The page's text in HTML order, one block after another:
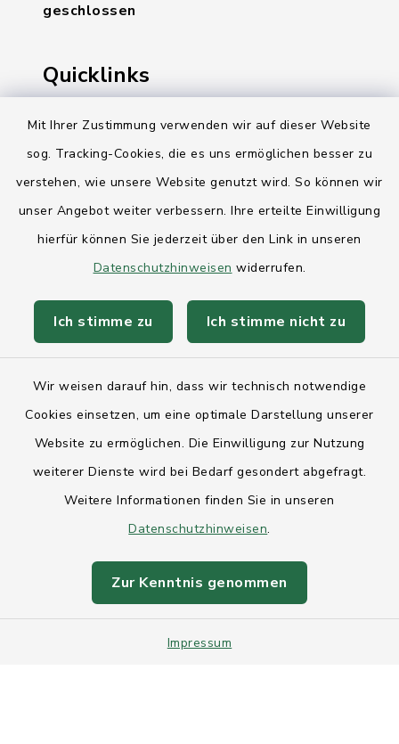
Mit Ihrer Zustimmung verwenden wir auf dieser Website
sog. Tracking-Cookies, die es uns ermöglichen besser zu
verstehen, wie unsere Website genutzt wird. So können wir
unser Angebot weiter verbessern. Ihre erteilte Einwilligung
hierfür können Sie jederzeit über den Link in unseren
Datenschutzhinweisen widerrufen.
Ich stimme zu Ich stimme nicht zu
Wir weisen darauf hin, dass wir technisch notwendige
Cookies einsetzen, um eine optimale Darstellung unserer
Website zu ermöglichen. Die Einwilligung zur Nutzung
weiterer Dienste wird bei Bedarf gesondert abgefragt.
Weitere Informationen finden Sie in unseren
Datenschutzhinweisen.
Zur Kenntnis genommen
Impressum
geschlossen
Quicklinks
Ihre Behördennummer 115
Landesregierung Schleswig-Holstein
AktivRegion Mittelholstein
Anfahrt
Datenschutz
Sitemap
Intranet